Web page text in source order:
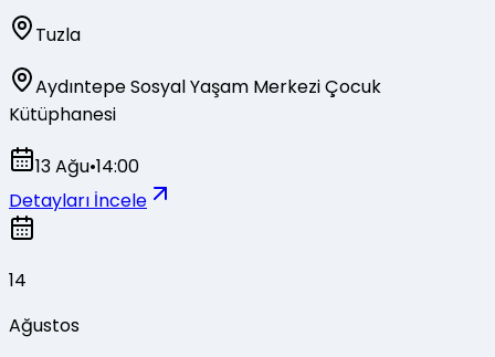
Tuzla
Aydıntepe Sosyal Yaşam Merkezi Çocuk
Kütüphanesi
13 Ağu•14:00
Detayları İncele
14
Ağustos